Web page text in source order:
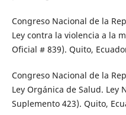
Congreso Nacional de la
Ley contra la violencia a la
Oficial # 839). Quito,
Congreso Nacional de la
Ley Orgánica de Salud. Ley
Suplemento 423). Quito,